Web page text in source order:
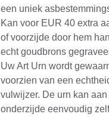
een uniek
Kan voor EUR 40 extra
of voorzijde door hem
echt goudbrons
Uw Art Urn wordt
voorzien van een
vulwijzer. De urn kan aan
onderzijde eenvoudig